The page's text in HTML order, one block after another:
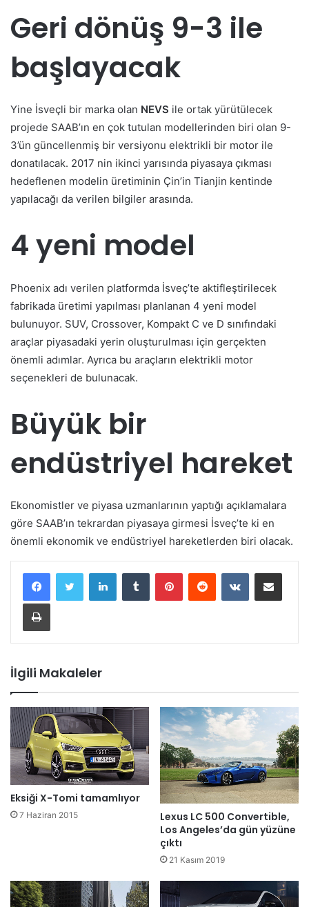
Geri dönüş 9-3 ile
başlayacak
Yine İsveçli bir marka olan NEVS ile ortak yürütülecek
projede SAAB’ın en çok tutulan modellerinden biri olan 9-
3’ün güncellenmiş bir versiyonu elektrikli bir motor ile
donatılacak. 2017 nin ikinci yarısında piyasaya çıkması
hedeflenen modelin üretiminin Çin’in Tianjin kentinde
yapılacağı da verilen bilgiler arasında.
4 yeni model
Phoenix adı verilen platformda İsveç’te aktifleştirilecek
fabrikada üretimi yapılması planlanan 4 yeni model
bulunuyor. SUV, Crossover, Kompakt C ve D sınıfındaki
araçlar piyasadaki yerin oluşturulması için gerçekten
önemli adımlar. Ayrıca bu araçların elektrikli motor
seçenekleri de bulunacak.
Büyük bir
endüstriyel hareket
Ekonomistler ve piyasa uzmanlarının yaptığı açıklamalara
göre SAAB’ın tekrardan piyasaya girmesi İsveç’te ki en
önemli ekonomik ve endüstriyel hareketlerden biri olacak.
İlgili Makaleler
Eksiği X-Tomi tamamlıyor
7 Haziran 2015
Lexus LC 500 Convertible,
Los Angeles’da gün yüzüne
çıktı
21 Kasım 2019